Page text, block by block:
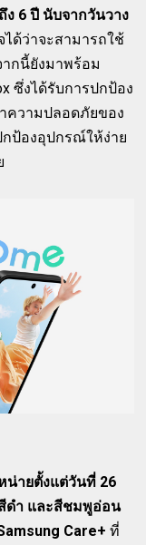
6 ปี นับจากวันวาง
ได้ว่าจะสามารถใช้
กนี้ยังมาพร้อม
ซึ่งได้รับการปกป้อง
ความปลอดภัยของ
ป้องอุปกรณ์ให้ง่าย
น่ายตั้งแต่วันที่ 26
ดำ และสีชมพูอ่อน
Care+ ที่